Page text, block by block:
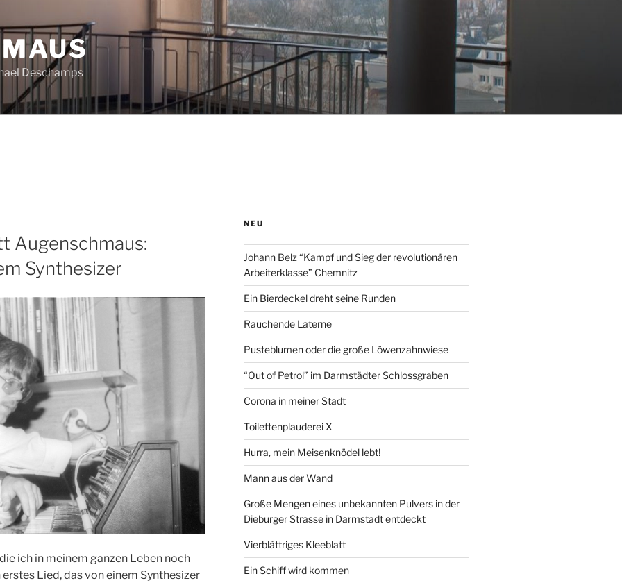
Deschamps
Augenschmaus:
Synthesizer
ich in meinem ganzen Leben noch
Lied, das von einem Synthesizer
NEU
Johann Belz “Kampf und Sieg der revolutionären
Arbeiterklasse” Chemnitz
Ein Bierdeckel dreht seine Runden
Rauchende Laterne
Pusteblumen oder die große Löwenzahnwiese
“Out of Petrol” im Darmstädter Schlossgraben
Corona in meiner Stadt
Toilettenplauderei X
Hurra, mein Meisenknödel lebt!
Mann aus der Wand
Große Mengen eines unbekannten Pulvers in der
Dieburger Strasse in Darmstadt entdeckt
Vierblättriges Kleeblatt
Ein Schiff wird kommen